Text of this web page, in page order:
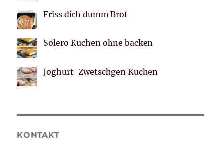
Friss dich dumm Brot
Solero Kuchen ohne backen
Joghurt-Zwetschgen Kuchen
KONTAKT